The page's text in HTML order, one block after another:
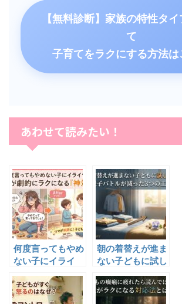
【無料診断】家族の特性タ
て
子育てをラクにする方法は
あわせて読みたい！
何度言ってもやめ
ない子にイライ
ラクになる神対応
朝の着替えが進ま
ない子どもに試し
が減った3つの工
夫